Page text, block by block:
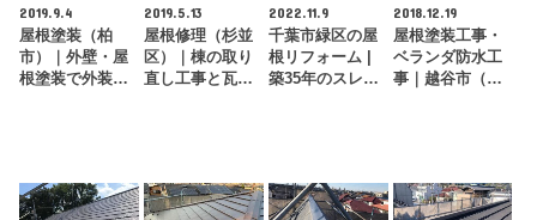
2019.9.4
屋根塗装（柏
市）｜外壁・屋
根塗装で外装全
2019.5.13
屋根修理（杉並
区）｜棟の取り
直し工事と瓦止
2022.11.9
千葉市緑区の屋
根リフォーム |
築35年のスレー
2018.12.19
屋根塗装工事・
ベランダ防水工
事｜越谷市（Y